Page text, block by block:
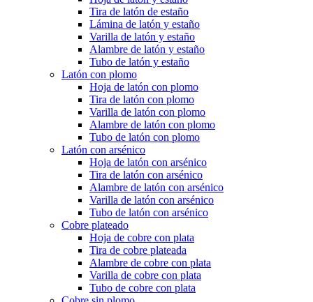
Tira de latón de estaño
Lámina de latón y estaño
Varilla de latón y estaño
Alambre de latón y estaño
Tubo de latón y estaño
Latón con plomo
Hoja de latón con plomo
Tira de latón con plomo
Varilla de latón con plomo
Alambre de latón con plomo
Tubo de latón con plomo
Latón con arsénico
Hoja de latón con arsénico
Tira de latón con arsénico
Alambre de latón con arsénico
Varilla de latón con arsénico
Tubo de latón con arsénico
Cobre plateado
Hoja de cobre con plata
Tira de cobre plateada
Alambre de cobre con plata
Varilla de cobre con plata
Tubo de cobre con plata